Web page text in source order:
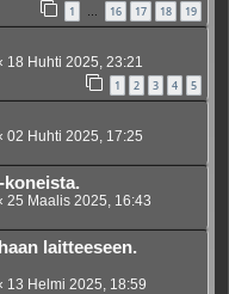
1 … 16 17 18 19
18 Huhti 2025, 23:21
1 2 3 4 5
02 Huhti 2025, 17:25
koneista.
25 Maalis 2025, 16:43
laitteeseen.
13 Helmi 2025, 18:59